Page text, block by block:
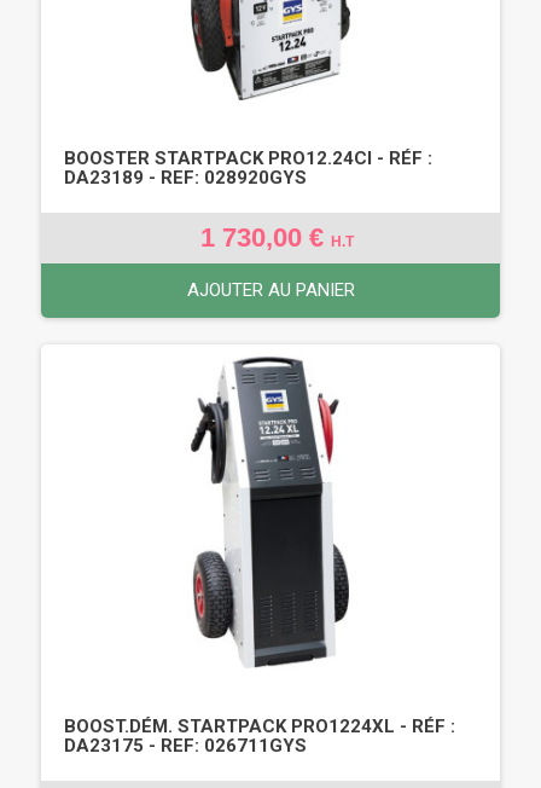
BOOSTER STARTPACK PRO12.24CI - RÉF :
DA23189 - REF: 028920GYS
1 730,00 € H.T
AJOUTER AU PANIER
BOOST.DÉM. STARTPACK PRO1224XL - RÉF :
DA23175 - REF: 026711GYS